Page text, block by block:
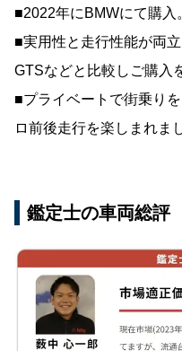
■2022年にBMWにて購入
■実用性と走行性能が両
GTSなどと比較しご購入
■プライベートで街乗り
ロ前後走行を楽しまれま
鑑定士の車両総評